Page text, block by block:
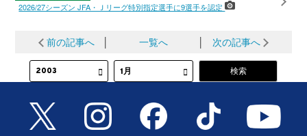
2026/27シーズン JFA・Ｊリーグ特別指定選手に9選手を認定
前の記事へ 一覧へ 次の記事へ